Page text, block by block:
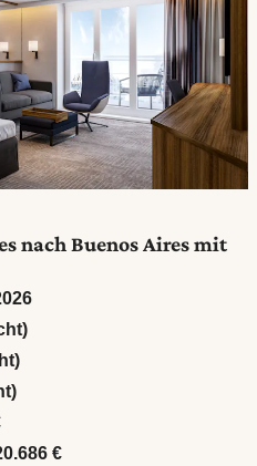
nach Buenos Aires mit
€